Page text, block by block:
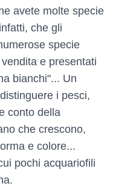
avete molte specie
che gli
specie
e presentati
bianchi"... Un
i pesci,
conto della
che crescono,
e colore...
pochi acquariofili